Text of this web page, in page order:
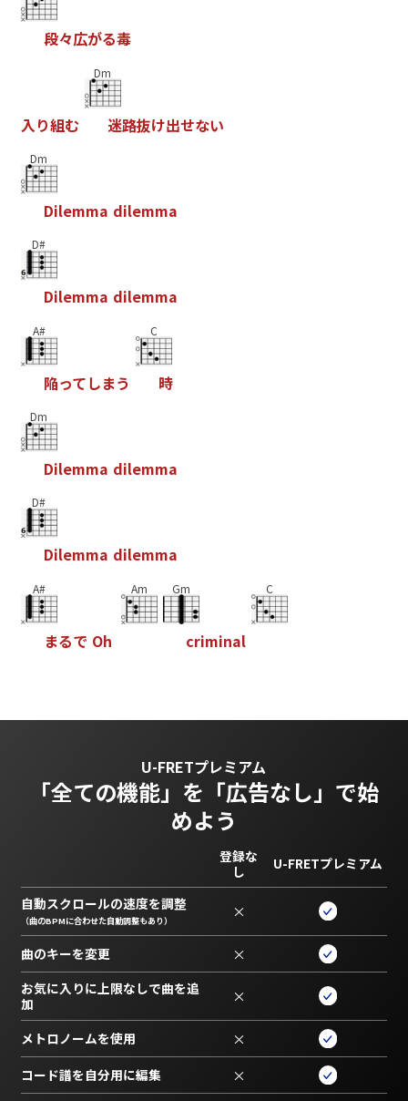
段々広がる毒
入り組む
Dm
迷路抜け出せない
Dm
Dilemma dilemma
D#
Dilemma dilemma
A#
陥ってしまう
C
時
Dm
Dilemma dilemma
D#
Dilemma dilemma
A#
まるで Oh
Am Gm
criminal
C
U-FRETプレミアム
「全ての機能」を 「広告なし」で始
めよう
登録な
し
U-FRETプレミアム
自動スクロールの速度を調整
（曲のBPMに合わせた自動調整もあり） ×
曲のキーを変更 ×
お気に入りに上限なしで曲を追
加
×
メトロノームを使用 ×
コード譜を自分用に編集 ×